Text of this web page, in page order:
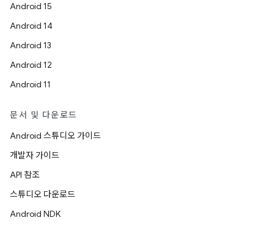
Android 15
Android 14
Android 13
Android 12
Android 11
문서 및 다운로드
Android 스튜디오 가이드
개발자 가이드
API 참조
스튜디오 다운로드
Android NDK